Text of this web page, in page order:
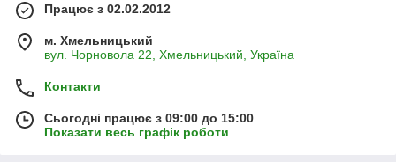
Працює з 02.02.2012
м. Хмельницький
вул. Чорновола 22, Хмельницький, Україна
Контакти
Сьогодні працює з 09:00 до 15:00
Показати весь графік роботи